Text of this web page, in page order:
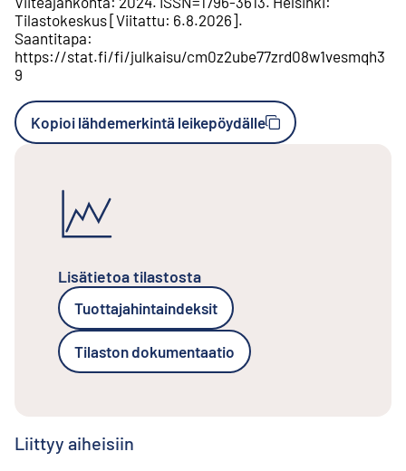
Tilastokeskus[Viitattu: 6.8.2026].
Saantitapa:
https://stat.fi/fi/julkaisu/cm0z2ube77zrd08w1vesmqh3
9
Kopioi lähdemerkintä leikepöydälle
Lisätietoa tilastosta
Tuottajahintaindeksit
Tilaston dokumentaatio
Liittyy aiheisiin